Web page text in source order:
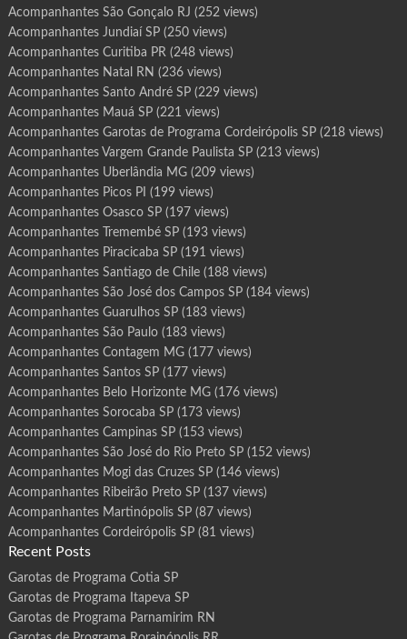
Acompanhantes São Gonçalo RJ (252 views)
Acompanhantes Jundiaí SP(250 views)
Acompanhantes Curitiba PR (248 views)
Acompanhantes Natal RN (236 views)
Acompanhantes Santo André SP(229 views)
Acompanhantes Mauá SP(221 views)
Acompanhantes Garotas de Programa Cordeirópolis SP(218 views)
Acompanhantes Vargem Grande Paulista SP(213 views)
Acompanhantes Uberlândia MG(209 views)
Acompanhantes Picos PI (199 views)
Acompanhantes Osasco SP(197 views)
Acompanhantes Tremembé SP(193 views)
Acompanhantes Piracicaba SP(191 views)
Acompanhantes Santiago de Chile(188 views)
Acompanhantes São José dos Campos SP(184 views)
Acompanhantes Guarulhos SP(183 views)
Acompanhantes São Paulo(183 views)
Acompanhantes Contagem MG(177 views)
Acompanhantes Santos SP(177 views)
Acompanhantes Belo Horizonte MG(176 views)
Acompanhantes Sorocaba SP(173 views)
Acompanhantes Campinas SP(153 views)
Acompanhantes São José do Rio Preto SP(152 views)
Acompanhantes Mogi das Cruzes SP(146 views)
Acompanhantes Ribeirão Preto SP(137 views)
Acompanhantes Martinópolis SP(87 views)
Acompanhantes Cordeirópolis SP(81 views)
Recent Posts
Garotas de Programa Cotia SP
Garotas de Programa Itapeva SP
Garotas de Programa Parnamirim RN